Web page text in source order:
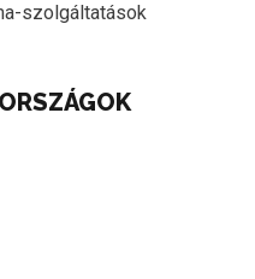
szolgáltatások